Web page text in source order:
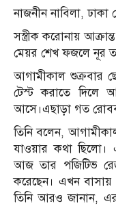
নাজনীন নাবিলা, ঢাকা
সস্ত্রীক করোনায়
মেয়র শেখ ফজলে নূর
আগামীকাল শুক্রবার
টেস্ট করাতে দিলে
আসে।এছাড়া গত
তিনি বলেন,
যাওয়ার কথা ছিলো।
আজ তার পজিটিভ
করেছেন। এখন বাসায়
তিনি আরও জানান,